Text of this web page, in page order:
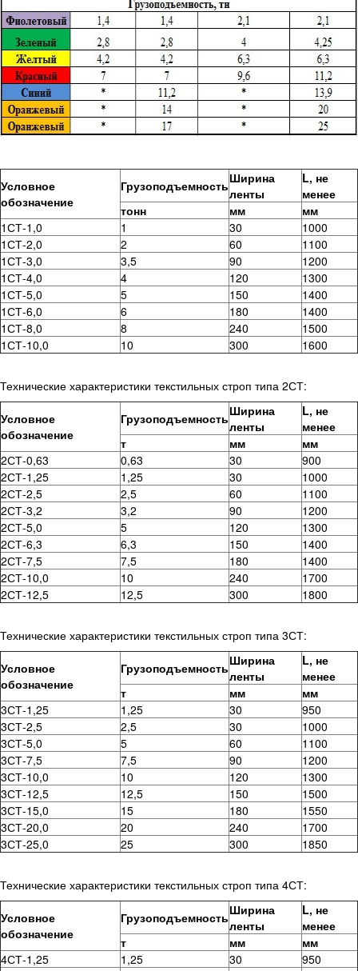
Условное
обозначение
ГрузоподъемностьШирина
ленты
L, не
менее
тонн
мм
мм
1СТ-1,0
1 30
1000
1СТ-2,0
2 60
1100
1СТ-3,0
3,5 90
1200
1СТ-4,0
4 120
1300
1СТ-5,0
5 150
1400
1СТ-6,0
6 180
1400
1СТ-8,0
8 240
1500
1СТ-10,0
10 300 1600
Технические характеристики текстильных строп типа 2СТ:
Условное
обозначение
ГрузоподъемностьШирина
ленты
L, не
менее
т
мм
мм
2СТ-0,63
0,63 30
900
2СТ-1,25
1,25 30
1000
2СТ-2,5
2,5 60
1100
2СТ-3,2
3,2 90
1200
2СТ-5,0
5 120
1300
2СТ-6,3
6,3 150
1400
2СТ-7,5
7,5 180
1400
2СТ-10,0
10 240
1700
2СТ-12,5
12,5 300 1800
Технические характеристики текстильных строп типа 3СТ:
Условное
обозначение
ГрузоподъемностьШирина
ленты
L, не
менее
т
мм
мм
3СТ-1,25
1,25 30
950
3СТ-2,5
2,5 30
1000
3СТ-5,0
5 60
1100
3СТ-7,5
7,5 90
1200
3СТ-10,0
10 120
1300
3СТ-12,5
12,5 150
1500
3СТ-15,0
15 180
1550
3СТ-20,0
20 240
1700
3СТ-25,0
25 300 1850
Технические характеристики текстильных строп типа 4СТ:
Условное
обозначение
ГрузоподъемностьШирина
ленты
L, не
менее
т
мм
мм
4СТ-1,25
1,25 30
950